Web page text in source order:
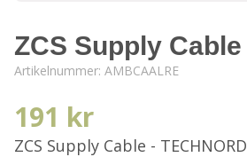
ZCS Supply Cable
Artikelnummer: AMBCAALRE
191 kr
ZCS Supply Cable - TECHNORD